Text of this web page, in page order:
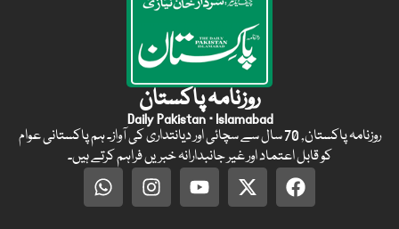
روزنامہ پاکستان
Daily Pakistan · Islamabad
روزنامہ پاکستان, 70 سال سے سچائی اور دیانتداری کی آواز۔ ہم پاکستانی عوام
کو قابل اعتماد اور غیر جانبدارانہ خبریں فراہم کرتے ہیں۔